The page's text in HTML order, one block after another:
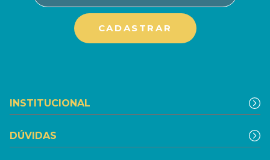
INSTITUCIONAL
DÚVIDAS